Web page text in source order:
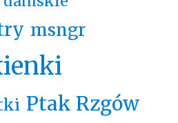
msngr
Ptak Rzgów